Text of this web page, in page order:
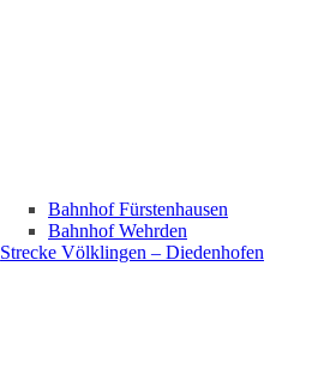
Bahnhof Fürstenhausen
Bahnhof Wehrden
Strecke Völklingen – Diedenhofen